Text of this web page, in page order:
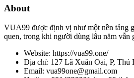
About
VUA99 được định vị như một nền tảng
quen, trong khi người dùng lâu năm
Website: https://vua99.one/
Địa chỉ: 127 Lã Xuân Oai, P,
Email: vua99one@gmail.com